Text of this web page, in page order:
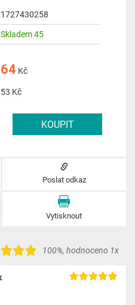
1727430258
Skladem 45
64 Kč
53 Kč
Poslat odkaz
Vytisknout
100%, hodnoceno 1x